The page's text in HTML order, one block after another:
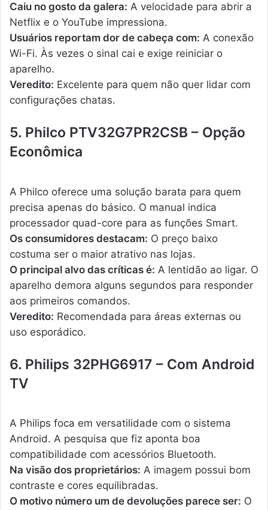
Caiu no gosto da galera: A velocidade para abrir a
Netflix e o YouTube impressiona.
Usuários reportam dor de cabeça com: A conexão
Wi-Fi. Às vezes o sinal cai e exige reiniciar o
aparelho.
Veredito: Excelente para quem não quer lidar com
configurações chatas.
5. Philco PTV32G7PR2CSB – Opção
Econômica
A Philco oferece uma solução barata para quem
precisa apenas do básico. O manual indica
processador quad-core para as funções Smart.
Os consumidores destacam: O preço baixo
costuma ser o maior atrativo nas lojas.
O principal alvo das críticas é: A lentidão ao ligar. O
aparelho demora alguns segundos para responder
aos primeiros comandos.
Veredito: Recomendada para áreas externas ou
uso esporádico.
6. Philips 32PHG6917 – Com Android
TV
A Philips foca em versatilidade com o sistema
Android. A pesquisa que fiz aponta boa
compatibilidade com acessórios Bluetooth.
Na visão dos proprietários: A imagem possui bom
contraste e cores equilibradas.
O motivo número um de devoluções parece ser: O